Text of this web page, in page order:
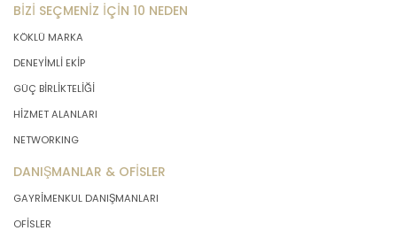
BİZİ SEÇMENİZ İÇİN 10 NEDEN
KÖKLÜ MARKA
DENEYİMLİ EKİP
GÜÇ BİRLİKTELİĞİ
HİZMET ALANLARI
NETWORKING
DANIŞMANLAR & OFİSLER
GAYRİMENKUL DANIŞMANLARI
OFİSLER